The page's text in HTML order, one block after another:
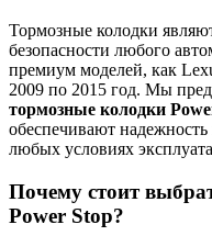
Тормозные колодки
безопасности любого
премиум моделей, как
2009 по 2015 год. Мы
тормозные колодки
обеспечивают
любых условиях
Почему стоит
Power Stop?